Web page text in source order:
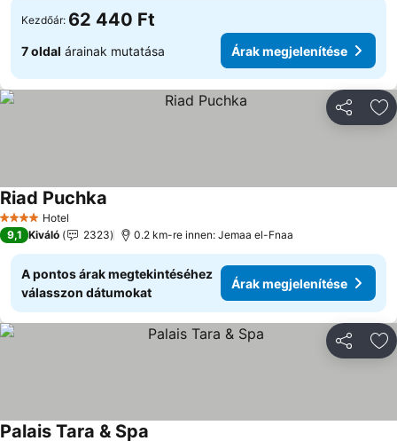
Kezdőár: 62 440 Ft
7 oldal árainak mutatása Árak megjelenítése
4 KategóriaHotel
Riad Puchka
9,1 Kiváló 2323 0.2 km-re innen: Jemaa el-Fnaa
A pontos árak megtekintéséhez
válasszon dátumokat
Árak megjelenítése
Palais Tara & Spa